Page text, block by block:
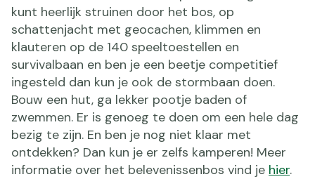
kunt heerlijk struinen door het bos, op
schattenjacht met geocachen, klimmen en
klauteren op de 140 speeltoestellen en
survivalbaan en ben je een beetje competitief
ingesteld dan kun je ook de stormbaan doen.
Bouw een hut, ga lekker pootje baden of
zwemmen. Er is genoeg te doen om een hele dag
bezig te zijn. En ben je nog niet klaar met
ontdekken? Dan kun je er zelfs kamperen! Meer
informatie over het belevenissenbos vind je hier.